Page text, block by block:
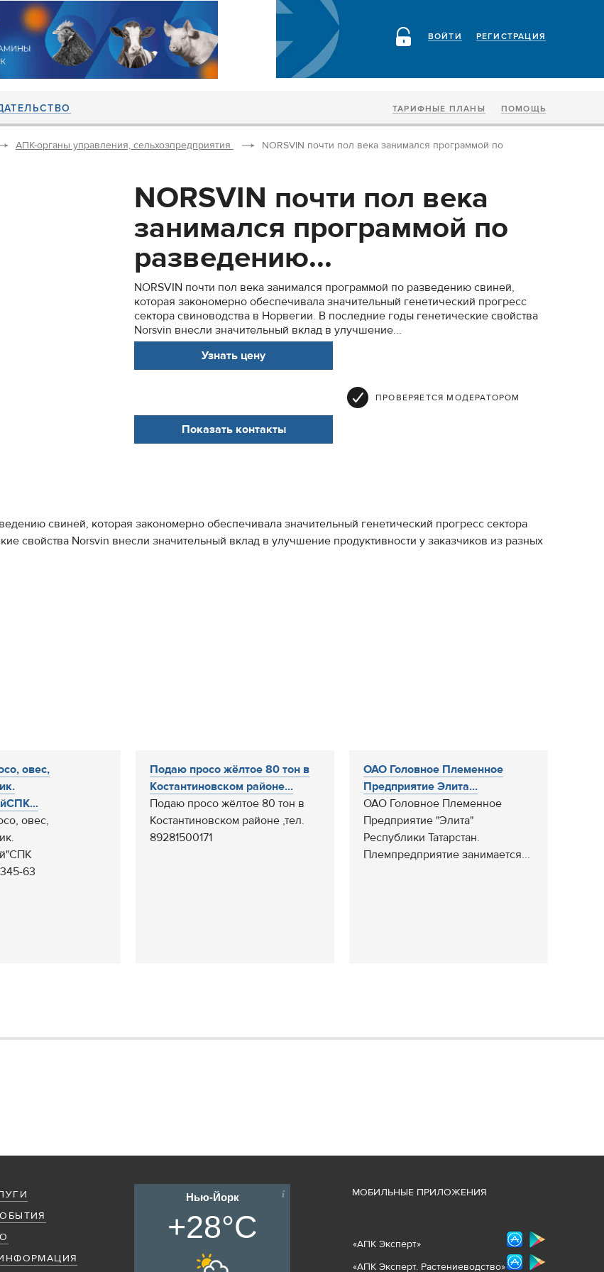
РЕГИСТРАЦИЯ
ВОЙТИ
ТАРИФНЫЕ ПЛАНЫ ПОМОЩЬ
АПК-органы управления, сельхозпредприятия NORSVIN почти пол века занимался программой по
NORSVIN почти пол века
занимался программой по
разведению...
NORSVIN почти пол века занимался программой по разведению свиней,
которая закономерно обеспечивала значительный генетический прогресс
сектора свиноводства в Норвегии. В последние годы генетические свойства
Norsvin внесли значительный вклад в улучшение...
Узнать цену
ПРОВЕРЯЕТСЯ МОДЕРАТОРОМ
Показать контакты
свиней, которая закономерно обеспечивала значительный генетический прогресс сектора
свойства Norsvin внесли значительный вклад в улучшение продуктивности у заказчиков из разных
овес,
овес,
63
Подаю просо жёлтое 80 тон в
Костантиновском районе...
Подаю просо жёлтое 80 тон в
Костантиновском районе ,тел.
89281500171
ОАО Головное Племенное
Предприятие Элита...
ОАО Головное Племенное
Предприятие "Элита"
Республики Татарстан.
Племпредприятие занимается...
Нью-Йорк
+28°C
МОБИЛЬНЫЕ ПРИЛОЖЕНИЯ
«АПК Эксперт»
«АПК Эксперт. Растениеводство»